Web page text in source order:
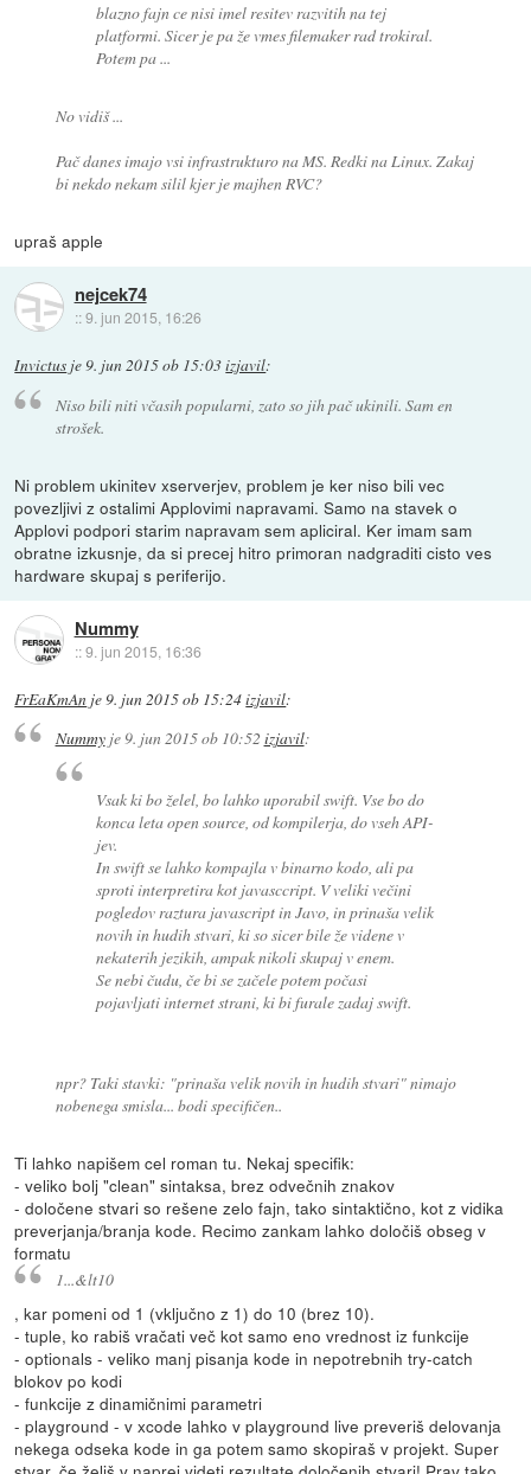
blazno fajn ce nisi imel resitev razvitih na tej
platformi. Sicer je pa že vmes filemaker rad trokiral.
Potem pa ...
No vidiš ...
Pač danes imajo vsi infrastrukturo na MS. Redki na Linux. Zakaj
bi nekdo nekam silil kjer je majhen RVC?
upraš apple
nejcek74
::9. jun 2015, 16:26
Invictus je9. jun 2015 ob 15:03izjavil:
Niso bili niti včasih popularni, zato so jih pač ukinili. Sam en
strošek.
Ni problem ukinitev xserverjev, problem je ker niso bili vec
povezljivi z ostalimi Applovimi napravami. Samo na stavek o
Applovi podpori starim napravam sem apliciral. Ker imam sam
obratne izkusnje, da si precej hitro primoran nadgraditi cisto ves
hardware skupaj s periferijo.
Nummy
::9. jun 2015, 16:36
FrEaKmAn je 9. jun 2015 ob 15:24izjavil:
Nummyje9. jun 2015 ob 10:52 izjavil:
Vsak ki bo želel, bo lahko uporabil swift. Vse bo do
konca leta open source, od kompilerja, do vseh API-
jev.
In swift se lahko kompajla v binarno kodo, ali pa
sproti interpretira kot javasccript. V veliki večini
pogledov raztura javascript in Javo, in prinaša velik
novih in hudih stvari, ki so sicer bile že videne v
nekaterih jezikih, ampak nikoli skupaj v enem.
Se nebi čudu, če bi se začele potem počasi
pojavljati internet strani, ki bi furale zadaj swift.
npr? Taki stavki: "prinaša velik novih in hudih stvari" nimajo
nobenega smisla... bodi specifičen..
Ti lahko napišem cel roman tu. Nekaj specifik:
- veliko bolj "clean" sintaksa, brez odvečnih znakov
- določene stvari so rešene zelo fajn, tako sintaktično, kot z vidika
preverjanja/branja kode. Recimo zankam lahko določiš obseg v
formatu
1...&lt10
, kar pomeni od 1 (vključno z 1) do 10 (brez 10).
- tuple, ko rabiš vračati več kot samo eno vrednost iz funkcije
- optionals - veliko manj pisanja kode in nepotrebnih try-catch
blokov po kodi
- funkcije z dinamičnimi parametri
- playground - v xcode lahko v playground live preveriš delovanja
nekega odseka kode in ga potem samo skopiraš v projekt. Super